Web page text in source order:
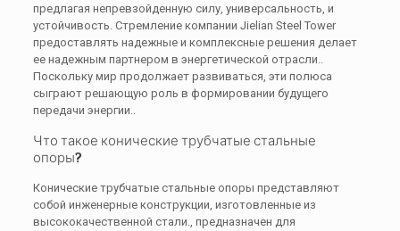
предлагая непревзойденную силу, универсальность, и
устойчивость. Стремление компании Jielian Steel Tower
предоставлять надежные и комплексные решения делает
ее надежным партнером в энергетической отрасли..
Поскольку мир продолжает развиваться, эти полюса
сыграют решающую роль в формировании будущего
передачи энергии..
Что такое конические трубчатые стальные
опоры?
Конические трубчатые стальные опоры представляют
собой инженерные конструкции, изготовленные из
высококачественной стали., предназначен для